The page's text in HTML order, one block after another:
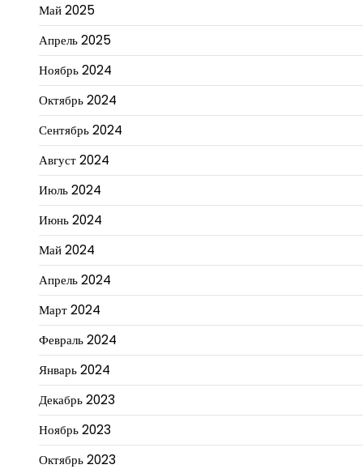
Май 2025
Апрель 2025
Ноябрь 2024
Октябрь 2024
Сентябрь 2024
Август 2024
Июль 2024
Июнь 2024
Май 2024
Апрель 2024
Март 2024
Февраль 2024
Январь 2024
Декабрь 2023
Ноябрь 2023
Октябрь 2023